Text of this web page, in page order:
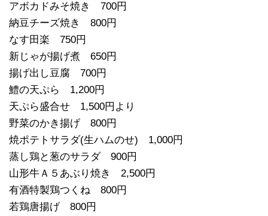
アボカドみそ焼き 700円
納豆チーズ焼き 800円
なす田楽 750円
新じゃが揚げ煮 650円
揚げ出し豆腐 700円
鱧の天ぷら 1,200円
天ぷら盛合せ 1,500円より
野菜のかき揚げ 800円
焼ポテトサラダ(生ハムのせ) 1,000円
蒸し鶏と葱のサラダ 900円
山形牛Ａ５あぶり焼き 2,500円
有酒特製鶏つくね 800円
若鶏唐揚げ 800円